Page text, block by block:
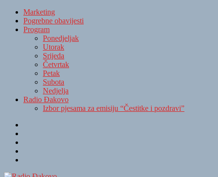
Marketing
Pogrebne obavijesti
Program
Ponedjeljak
Utorak
Srijeda
Četvrtak
Petak
Subota
Nedjelja
Radio Đakovo
Izbor pjesama za emisiju “Čestitke i pozdravi”